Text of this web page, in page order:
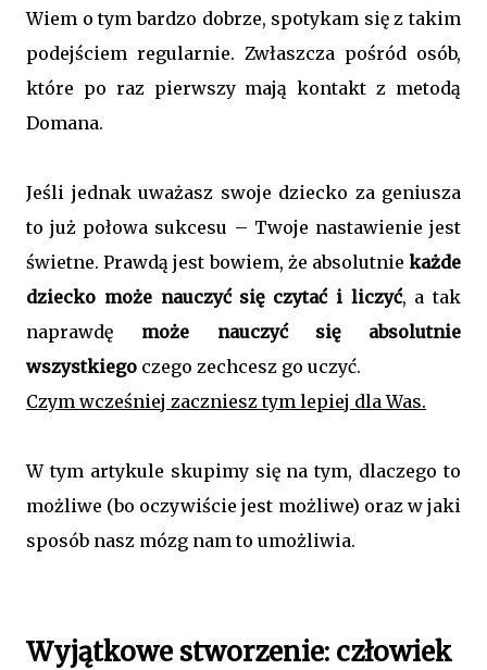
Wiem o tym bardzo dobrze, spotykam się z takim
podejściem regularnie. Zwłaszcza pośród osób,
które po raz pierwszy mają kontakt z metodą
Domana.
Jeśli jednak uważasz swoje dziecko za geniusza
to już połowa sukcesu – Twoje nastawienie jest
świetne. Prawdą jest bowiem, że absolutnie każde
dziecko może nauczyć się czytać i liczyć, a tak
naprawdę może nauczyć się absolutnie
wszystkiego czego zechcesz go uczyć.
Czym wcześniej zaczniesz tym lepiej dla Was.
W tym artykule skupimy się na tym, dlaczego to
możliwe (bo oczywiście jest możliwe) oraz w jaki
sposób nasz mózg nam to umożliwia.
Wyjątkowe stworzenie: człowiek